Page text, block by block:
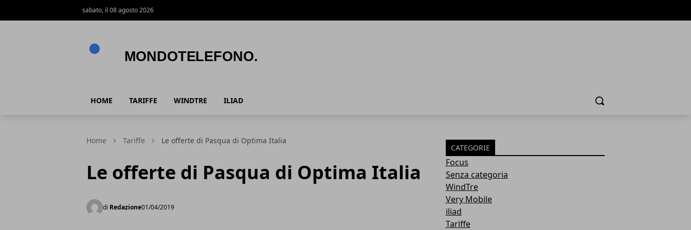
sabato, il 08 agosto 2026
HOME TARIFFE WINDTRE ILIAD Cerca
Home Tariffe Le offerte di Pasqua di Optima Italia
Le offerte di Pasqua di Optima Italia
di Redazione01/04/2019
CATEGORIE
Focus
Senza categoria
WindTre
Very Mobile
iliad
Tariffe